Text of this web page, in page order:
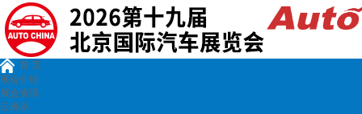
首 页
展会介绍
展会资讯
云展示